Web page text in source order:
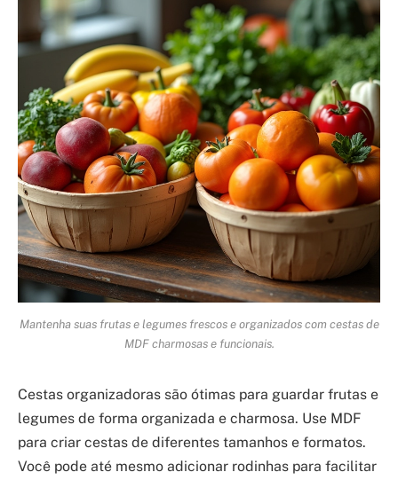
Mantenha suas frutas e legumes frescos e organizados com cestas de
MDF charmosas e funcionais.
Cestas organizadoras são ótimas para guardar frutas e
legumes de forma organizada e charmosa. Use MDF
para criar cestas de diferentes tamanhos e formatos.
Você pode até mesmo adicionar rodinhas para facilitar